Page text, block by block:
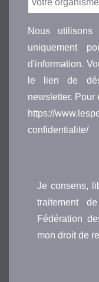
Nous utilisons
uniquement
d'information.
le lien de
newsletter. Pour
https://
confidentialite/
Je consens,
traitement
Fédération
mon droit de